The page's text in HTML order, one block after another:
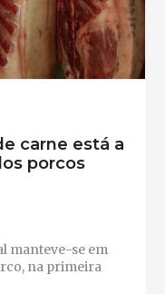
carne está a
porcos
manteve-se em
na primeira